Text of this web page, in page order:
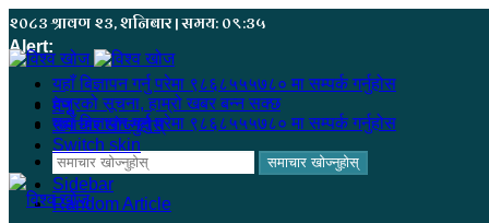
२०८३ श्रावण २३, शनिबार | समय: ०९:३५
Alert:
यहाँ बिज्ञापन गर्नु परेमा ९८६८५५५७८० मा सम्पर्क गर्नुहोस
हजुरको सूचना, हाम्रो खबर बन्न सक्छ
यहाँ बिज्ञापन गर्नु परेमा ९८६८५५५७८० मा सम्पर्क गर्नुहोस
समाचार खोज्नुहोस्
Sidebar
Random Article
मेनू
समाचार खोज्नुहोस्
Switch skin